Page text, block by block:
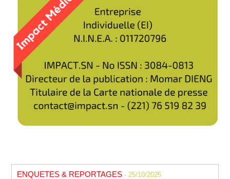
ENQUETES & REPORTAGES - 25/10/2025